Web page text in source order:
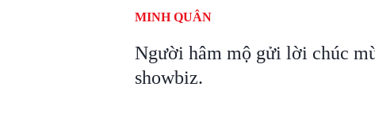
MINH QUÂN
Người hâm mộ gửi lời chúc
showbiz.